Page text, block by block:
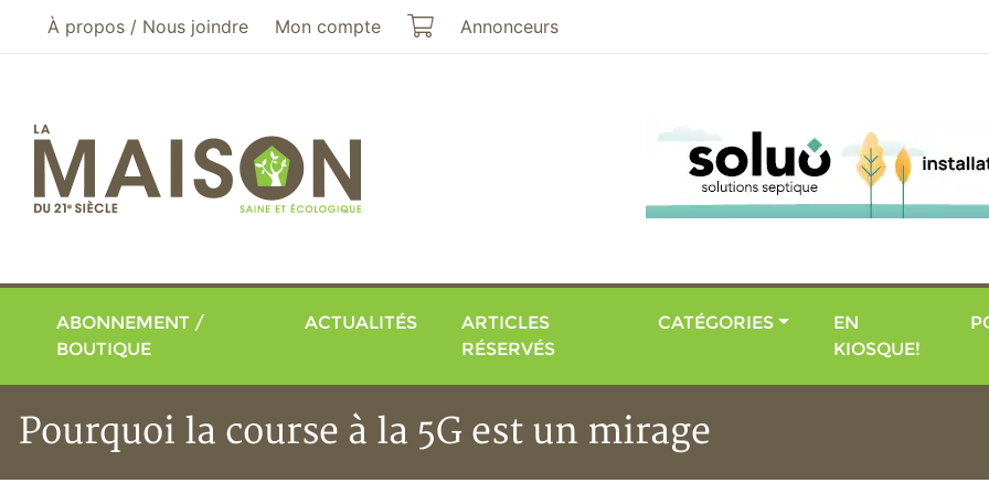
Aller au menu principal
Aller au contenu principal
À propos / Nous joindre Mon compte Mon panier
Annonceurs
ABONNEMENT /
BOUTIQUE
ACTUALITÉS
ARTICLES
RÉSERVÉS
CATÉGORIES
EN
KIOSQUE!
Pourquoi la course à la 5G est un mirage